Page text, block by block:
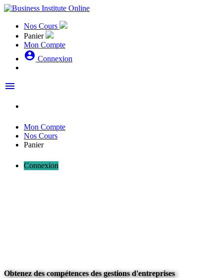
Nos Cours
Panier
Mon Compte
account_circle Connexion
menu
Mon Compte
Nos Cours
Panier
Connexion
Obtenez des compétences des gestions d'entreprises